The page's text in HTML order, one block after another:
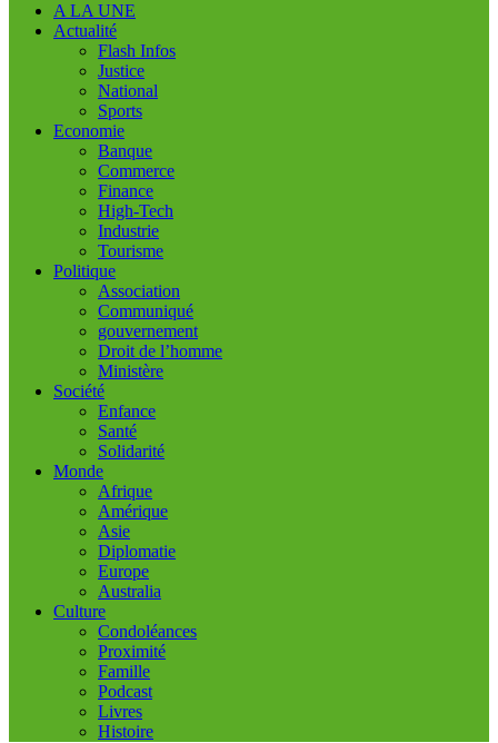
A LA UNE
Actualité
Flash Infos
Justice
National
Sports
Economie
Banque
Commerce
Finance
High-Tech
Industrie
Tourisme
Politique
Association
Communiqué
gouvernement
Droit de l’homme
Ministère
Société
Enfance
Santé
Solidarité
Monde
Afrique
Amérique
Asie
Diplomatie
Europe
Australia
Culture
Condoléances
Proximité
Famille
Podcast
Livres
Histoire